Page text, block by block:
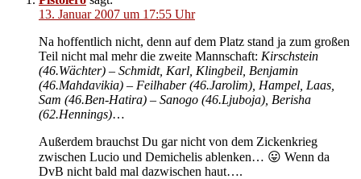
13. Januar 2007 um 17:55 Uhr
Na hoffentlich nicht, denn auf dem Platz stand ja zum großen
Teil nicht mal mehr die zweite Mannschaft: Kirschstein
(46.Wächter) – Schmidt, Karl, Klingbeil, Benjamin
(46.Mahdavikia) – Feilhaber (46.Jarolim), Hampel, Laas,
Sam (46.Ben-Hatira) – Sanogo (46.Ljuboja), Berisha
(62.Hennings)…
Außerdem brauchst Du gar nicht von dem Zickenkrieg
zwischen Lucio und Demichelis ablenken… 😛 Wenn da
DvB nicht bald mal dazwischen haut….